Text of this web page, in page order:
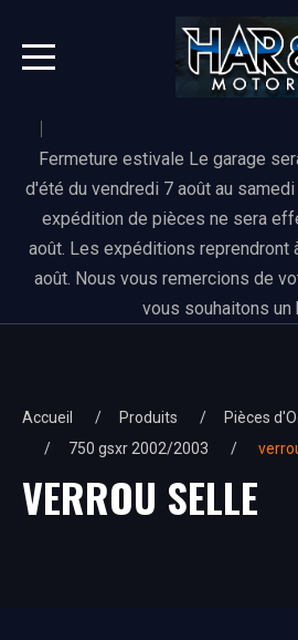
Fermeture estivale Le garage
d'été du vendredi 7 août au
expédition de pièces ne sera
août. Les expéditions reprendront
août. Nous vous remercions de
vous souhaitons un
Accueil Produits Pièces
750 gsxr 2002/2003
VERROU SELLE